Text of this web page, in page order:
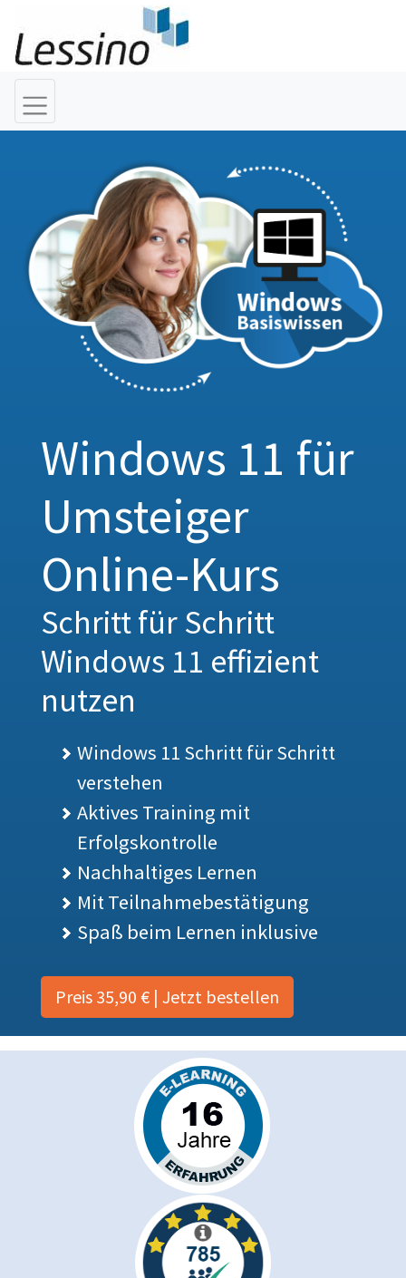
Windows 11 für
Umsteiger
Online-Kurs
Schritt für Schritt
Windows 11 effizient
nutzen
Windows 11 Schritt für Schritt
verstehen
Aktives Training mit
Erfolgskontrolle
Nachhaltiges Lernen
Mit Teilnahmebestätigung
Spaß beim Lernen inklusive
Preis 35,90 € | Jetzt bestellen